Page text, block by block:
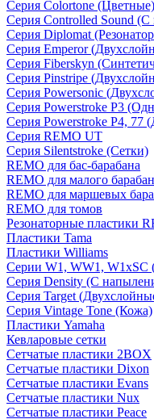
Серия Colortone (Цветные)
Серия Controlled Sound (С
Серия Diplomat
Серия Emperor
Серия Fiberskyn
Серия Pinstripe
Серия Powersonic
Серия Powerstroke P3
Серия Powerstroke P4, 77
Серия REMO UT
Серия Silentstroke (Сетки)
REMO для бас-барабана
REMO для малого
REMO для маршевых
REMO для томов
Резонаторные пластики
Пластики Tama
Пластики Williams
Серии W1, WW1, W1xSC
Серия Density (C
Серия Target
Серия Vintage Tone (Кожа)
Пластики Yamaha
Кевларовые сетки
Сетчатые пластики 2BOX
Сетчатые пластики Dixon
Сетчатые пластики Evans
Сетчатые пластики Nux
Сетчатые пластики Peace